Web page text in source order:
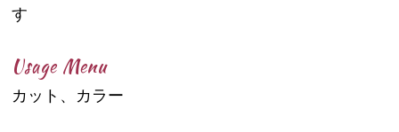
す
Usage Menu
カット、カラー